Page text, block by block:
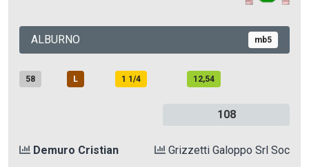
ALBURNO mb5
58 L 1 1/4 12,54
108
Demuro Cristian Grizzetti Galoppo Srl Soc